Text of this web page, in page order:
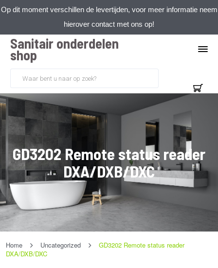
Op dit moment verschillen de levertijden, voor meer informatie neem
hierover contact met ons op!
Sanitair onderdelen
shop
GD3202 Remote status reader
DXA/DXB/DXC
Home Uncategorized
GD3202 Remote status reader
DXA/DXB/DXC